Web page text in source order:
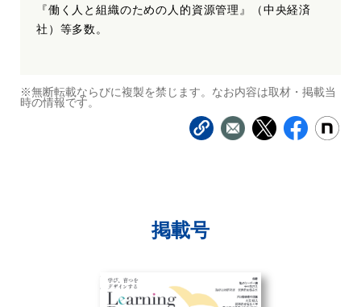
『働く人と組織のための人的資源管理』（中央経済
社）等多数。
※無断転載ならびに複製を禁じます。なお内容は取材・掲載当
時の情報です。
掲載号